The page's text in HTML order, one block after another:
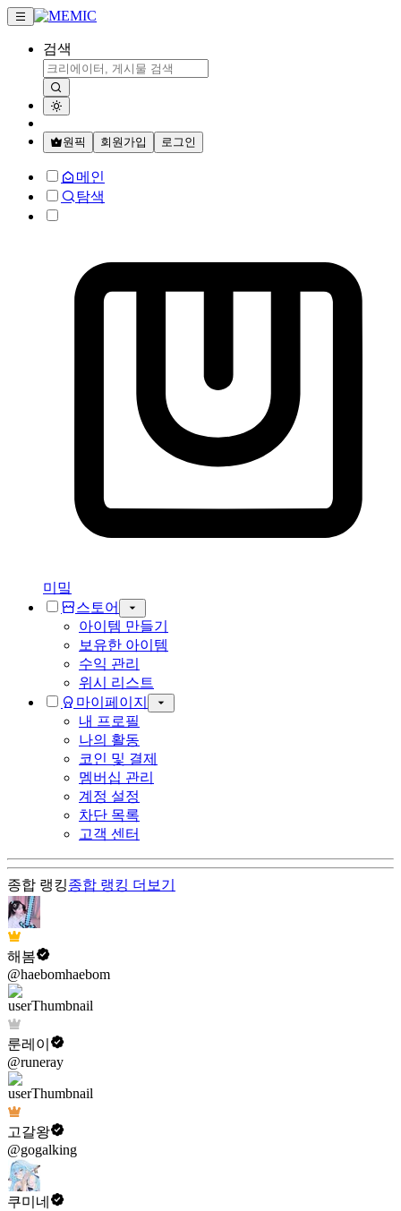
검색
원픽 회원가입 로그인
메인
탐색
미밐
스토어
아이템 만들기
보유한 아이템
수익 관리
위시 리스트
마이페이지
내 프로필
나의 활동
코인 및 결제
멤버십 관리
계정 설정
차단 목록
고객 센터
종합 랭킹종합 랭킹 더보기
해봄
@haebomhaebom
룬레이
@runeray
고갈왕
@gogalking
쿠미네